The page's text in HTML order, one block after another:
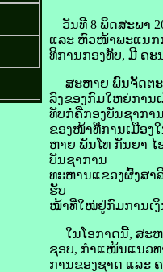
ວັນທີ 8 ພຶດສະພາ
ແລະ ຫົວໜ້າພະແນກ
ທິການກອງທັບ, ມີ ຄ
ສະຫາຍ ພົນຈັດຕະ
ລົງຂອງກົມໃຫຍ່ການ
ທັບກໍ່ຄືກອງບັນຊາກາ
ຂອງໜ້າທີ່ການເມືອງ
ຫາຍ ພັນໂທ ກັນຍາ
ບັນຊາການ
ທະຫານແຂວງຜົ້ງສາ
ຮັບ
ໜ້າທີ່ໃໝ່ຢູ່ກົມການເ
ໃນໂອກາດນີ້, ສະຫ
ຊອບ, ກຳແໜ້ນແນວທ
ການຂອງຊາດ ແລະ